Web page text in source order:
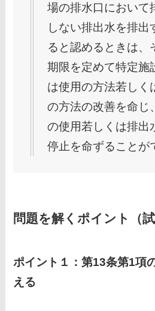
場の排水口において
しない排出水を排出
ると認めるときは、
期限を定めて特定施
は使用の方法若しく
の方法の改善を命じ
の使用若しくは排出
停止を命ずることが
問題を解くポイント（試
ポイント１：第13条第1項
える